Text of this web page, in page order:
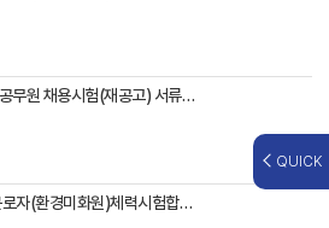
2023년 제2회 완주군 임기제공무원 채용시험(재공고) 서류전형 합격자 발표 및 면접시험 시행계획 공고
2023년제1회완주군공무직근로자(환경미화원)체력시험합격자발표및면접시험시행계획공고
QUICK